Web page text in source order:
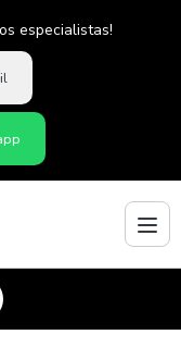
especialistas!